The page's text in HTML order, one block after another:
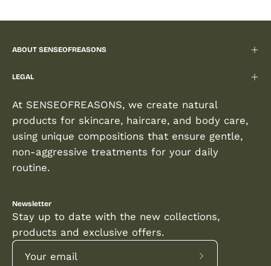
ABOUT SENSEOFREASONS
LEGAL
At SENSEOFREASONS, we create natural
products for skincare, haircare, and body care,
using unique compositions that ensure gentle,
non-aggressive treatments for your daily
routine.
Newsletter
Stay up to date with the new collections,
products and exclusive offers.